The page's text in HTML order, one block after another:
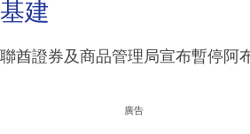
建
酋證券及商品管理局宣布暫停阿
廣告